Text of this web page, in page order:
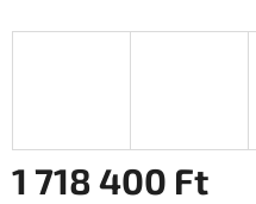
1 718 400 Ft